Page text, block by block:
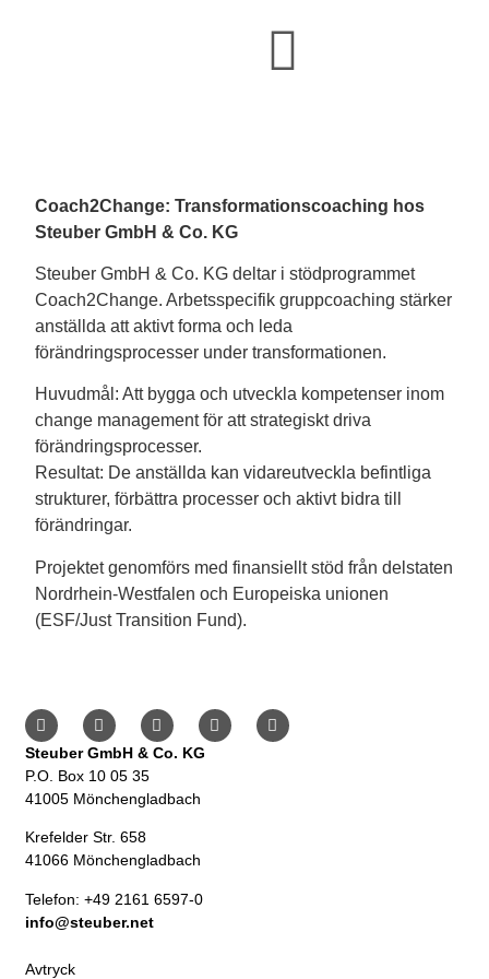
Coach2Change: Transformationscoaching hos
Steuber GmbH & Co. KG
Steuber GmbH & Co. KG deltar i stödprogrammet
Coach2Change. Arbetsspecifik gruppcoaching stärker
anställda att aktivt forma och leda
förändringsprocesser under transformationen.
Huvudmål: Att bygga och utveckla kompetenser inom
change management för att strategiskt driva
förändringsprocesser.
Resultat: De anställda kan vidareutveckla befintliga
strukturer, förbättra processer och aktivt bidra till
förändringar.
Projektet genomförs med finansiellt stöd från delstaten
Nordrhein-Westfalen och Europeiska unionen
(ESF/Just Transition Fund).
Steuber GmbH & Co. KG
P.O. Box 10 05 35
41005 Mönchengladbach
Krefelder Str. 658
41066 Mönchengladbach
Telefon: +49 2161 6597-0
info@steuber.net
Avtryck